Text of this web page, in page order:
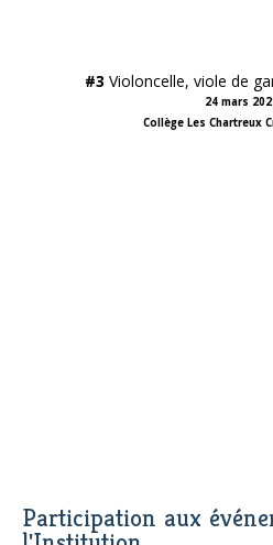
#3 Violoncelle, viole de
24 mars
Collège Les Chartreux
Participation aux